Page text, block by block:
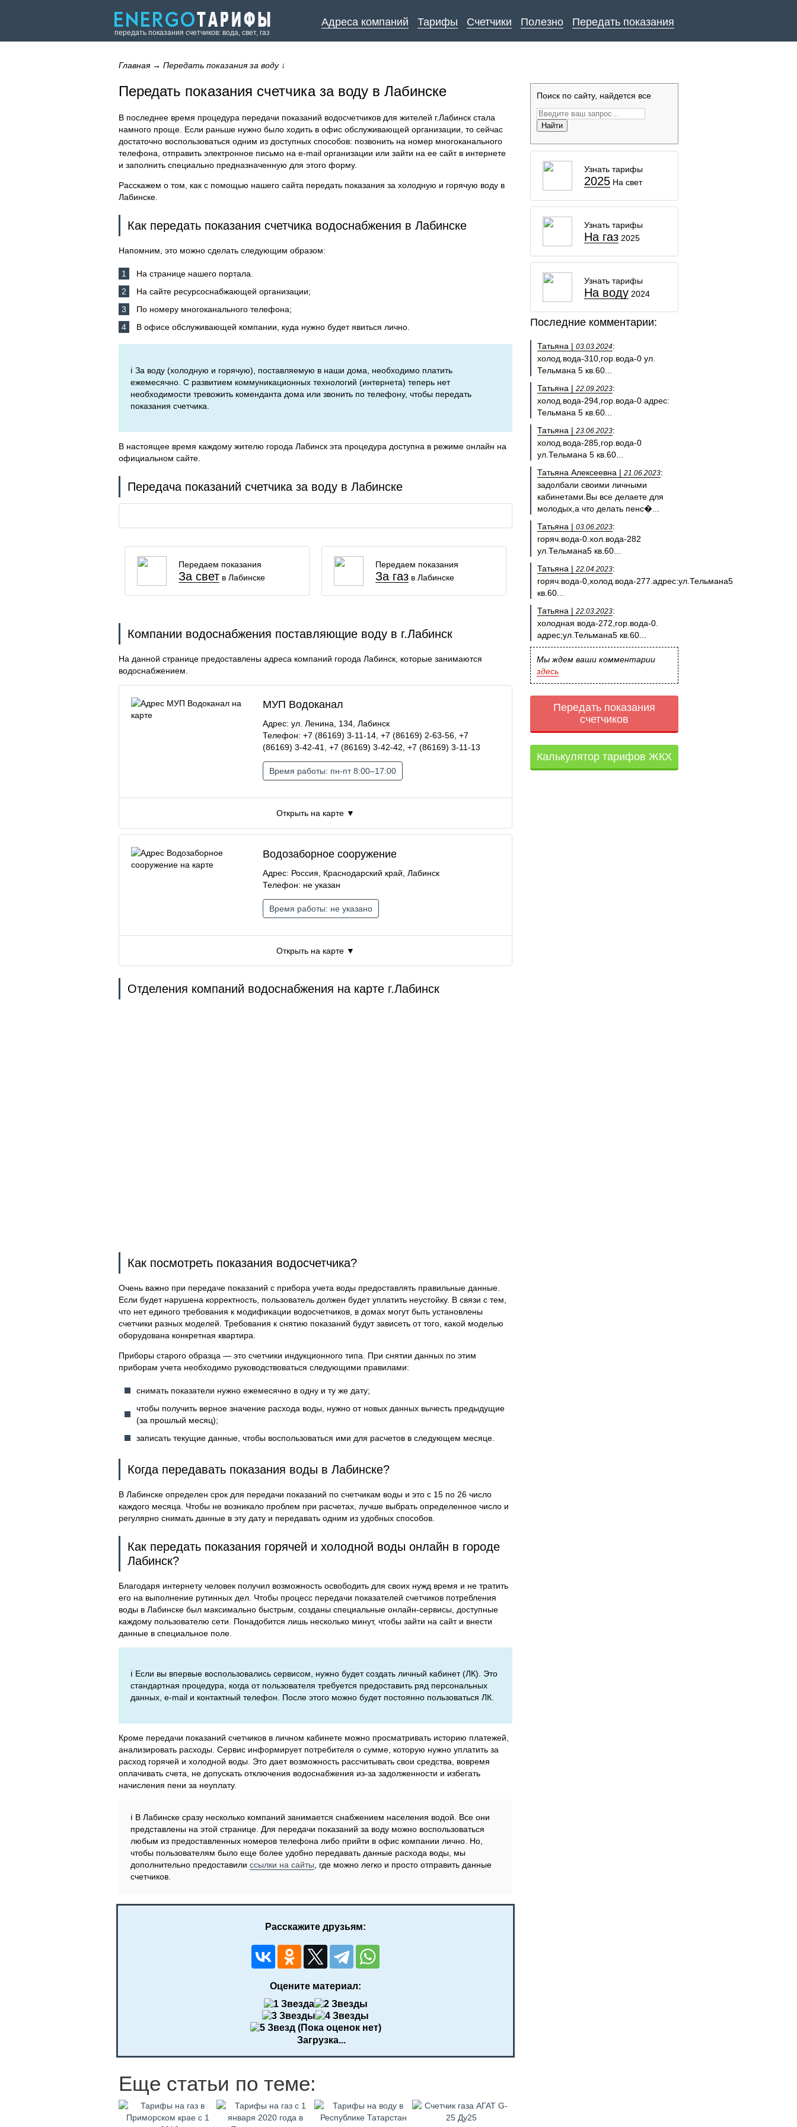
передать показания счетчиков: вода, свет, газ
Адреса компаний Тарифы Счетчики Полезно Передать показания
Главная→ Передать показания за воду↓
Передать показания счетчика за воду в Лабинске
В последнее время процедура передачи показаний водосчетчиков для жителей г.Лабинск стала
намного проще. Если раньше нужно было ходить в офис обслуживающей организации, то сейчас
достаточно воспользоваться одним из доступных способов: позвонить на номер многоканального
телефона, отправить электронное письмо на e-mail организации или зайти на ее сайт в интернете
и заполнить специально предназначенную для этого форму.
Расскажем о том, как с помощью нашего сайта передать показания за холодную и горячую воду в
Лабинске.
Как передать показания счетчика водоснабжения в Лабинске
Напомним, это можно сделать следующим образом:
На странице нашего портала.
На сайте ресурсоснабжающей организации;
По номеру многоканального телефона;
В офисе обслуживающей компании, куда нужно будет явиться лично.
ℹ️ За воду (холодную и горячую), поставляемую в наши дома, необходимо платить
ежемесячно. С развитием коммуникационных технологий (интернета) теперь нет
необходимости тревожить коменданта дома или звонить по телефону, чтобы передать
показания счетчика.
В настоящее время каждому жителю города Лабинск эта процедура доступна в режиме онлайн на
официальном сайте.
Передача показаний счетчика за воду в Лабинске
Передаем показания
За светв Лабинске
Передаем показания
За газв Лабинске
Компании водоснабжения поставляющие воду в г.Лабинск
На данной странице предоставлены адреса компаний города Лабинск, которые занимаются
водоснабжением.
Открыть на карте ▼
МУП Водоканал
Адрес: ул. Ленина, 134, Лабинск
Телефон: +7 (86169) 3-11-14, +7 (86169) 2-63-56, +7
(86169) 3-42-41, +7 (86169) 3-42-42, +7 (86169) 3-11-13
Время работы: пн-пт 8:00–17:00
Открыть на карте ▼
Водозаборное сооружение
Адрес: Россия, Краснодарский край, Лабинск
Телефон: не указан
Время работы: не указано
Отделения компаний водоснабжения на карте г.Лабинск
Как посмотреть показания водосчетчика?
Очень важно при передаче показаний с прибора учета воды предоставлять правильные данные.
Если будет нарушена корректность, пользователь должен будет уплатить неустойку. В связи с тем,
что нет единого требования к модификации водосчетчиков, в домах могут быть установлены
счетчики разных моделей. Требования к снятию показаний будут зависеть от того, какой моделью
оборудована конкретная квартира.
Приборы старого образца — это счетчики индукционного типа. При снятии данных по этим
приборам учета необходимо руководствоваться следующими правилами:
снимать показатели нужно ежемесячно в одну и ту же дату;
чтобы получить верное значение расхода воды, нужно от новых данных вычесть предыдущие
(за прошлый месяц);
записать текущие данные, чтобы воспользоваться ими для расчетов в следующем месяце.
Когда передавать показания воды в Лабинске?
В Лабинске определен срок для передачи показаний по счетчикам воды и это с 15 по 26 число
каждого месяца. Чтобы не возникало проблем при расчетах, лучше выбрать определенное число и
регулярно снимать данные в эту дату и передавать одним из удобных способов.
Как передать показания горячей и холодной воды онлайн в городе
Лабинск?
Благодаря интернету человек получил возможность освободить для своих нужд время и не тратить
его на выполнение рутинных дел. Чтобы процесс передачи показателей счетчиков потребления
воды в Лабинске был максимально быстрым, созданы специальные онлайн-сервисы, доступные
каждому пользователю сети. Понадобится лишь несколько минут, чтобы зайти на сайт и внести
данные в специальное поле.
ℹ️ Если вы впервые воспользовались сервисом, нужно будет создать личный кабинет (ЛК). Это
стандартная процедура, когда от пользователя требуется предоставить ряд персональных
данных, e-mail и контактный телефон. После этого можно будет постоянно пользоваться ЛК.
Кроме передачи показаний счетчиков в личном кабинете можно просматривать историю платежей,
анализировать расходы. Сервис информирует потребителя о сумме, которую нужно уплатить за
расход горячей и холодной воды. Это дает возможность рассчитывать свои средства, вовремя
оплачивать счета, не допускать отключения водоснабжения из-за задолженности и избегать
начисления пени за неуплату.
ℹ️ В Лабинске сразу несколько компаний занимается снабжением населения водой. Все они
представлены на этой странице. Для передачи показаний за воду можно воспользоваться
любым из предоставленных номеров телефона либо прийти в офис компании лично. Но,
чтобы пользователям было еще более удобно передавать данные расхода воды, мы
дополнительно предоставили ссылки на сайты , где можно легко и просто отправить данные
счетчиков.
Расскажите друзьям:
Оцените материал:
(Пока оценок нет)
Загрузка...
Еще статьи по теме:
Поиск по сайту, найдется все
Найти
Узнать тарифы
2025 На свет
Узнать тарифы
На газ 2025
Узнать тарифы
На воду 2024
Последние комментарии:
Татьяна | 03.03.2024:
холод.вода-310,гор.вода-0 ул.
Тельмана 5 кв.60...
Татьяна | 22.09.2023:
холод.вода-294,гор.вода-0 адрес:
Тельмана 5 кв.60...
Татьяна | 23.06.2023:
холод.вода-285,гор.вода-0
ул.Тельмана 5 кв.60...
Татьяна Алексеевна | 21.06.2023:
задолбали своими личными
кабинетами.Вы все делаете для
молодых,а что делать пенс�...
Татьяна | 03.06.2023:
горяч.вода-0.хол.вода-282
ул.Тельмана5 кв.60...
Татьяна | 22.04.2023:
горяч.вода-0,холод.вода-277.адрес:ул.Тельмана5
кв.60...
Татьяна | 22.03.2023:
холодная вода-272,гор.вода-0.
адрес;ул.Тельмана5 кв.60...
Мы ждем ваши комментарии
здесь
Передать показания
счетчиков
Калькулятор тарифов ЖКХ